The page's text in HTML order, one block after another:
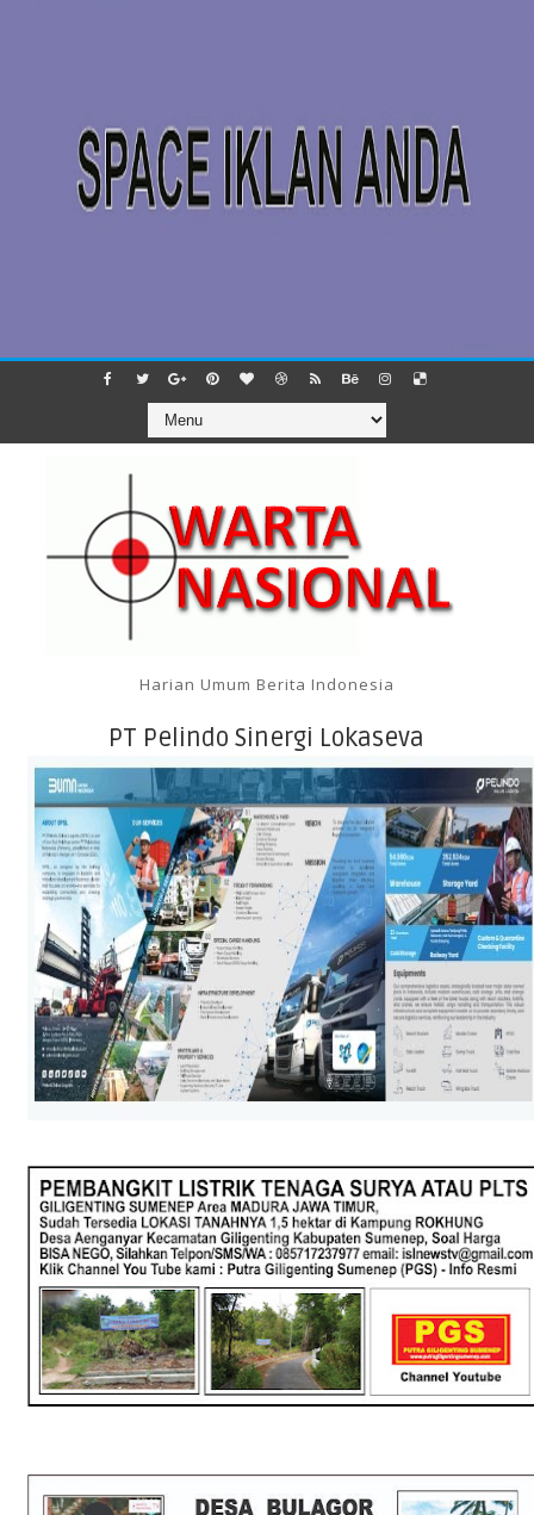
Harian Umum Berita Indonesia
PT Pelindo Sinergi Lokaseva